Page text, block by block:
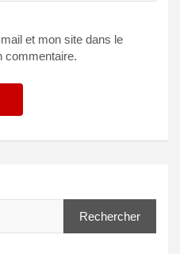
et mon site dans le
commentaire.
Rechercher